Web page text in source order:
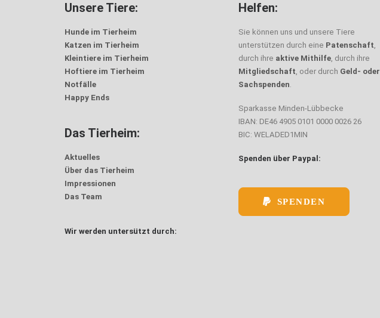
Unsere Tiere:
Hunde im Tierheim
Katzen im Tierheim
Kleintiere im Tierheim
Hoftiere im Tierheim
Notfälle
Happy Ends
Das Tierheim:
Aktuelles
Über das Tierheim
Impressionen
Das Team
Wir werden untersützt durch:
Helfen:
Sie können uns und unsere Tiere
unterstützen durch eine Patenschaft,
durch ihre aktive Mithilfe, durch ihre
Mitgliedschaft, oder durch Geld- oder
Sachspenden.
Sparkasse Minden-Lübbecke
IBAN: DE46 4905 0101 0000 0026 26
BIC: WELADED1MIN
Spenden über Paypal:
SPENDEN